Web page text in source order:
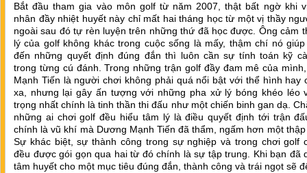
Bắt đầu tham gia vào môn golf từ năm 2007, thật bất ngờ khi
nhân đầy nhiệt huyết này chỉ mất hai tháng học từ một vị thầy
ngoài sau đó tự rèn luyện trên những thứ đã học được. Ông cảm
lý của golf không khác trong cuộc sống là mấy, thậm chí nó
đến những quyết định đúng đắn thì luôn cần sự tính toán kỹ
trong từng cú đánh. Trong những trận golf đầy đam mê của
Mạnh Tiến là người chơi không phải quá nổi bật với thể hình hay
xa, nhưng lại gây ấn tượng với những pha xử lý bóng khéo léo
trọng nhất chính là tinh thần thi đấu như một chiến binh gan dạ.
những ai chơi golf đều hiểu tâm lý là điều quyết định tới trận
chính là vũ khí mà Dương Mạnh Tiến đã thẩm, ngấm hơn một
Sự khác biệt, sự thành công trong sự nghiệp và trong chơi golf
đều được gói gọn qua hai từ đó chính là sự tập trung. Khi bạn đã
tâm huyết cho một mục tiêu đúng đắn, thành công và trái ngọt sẽ